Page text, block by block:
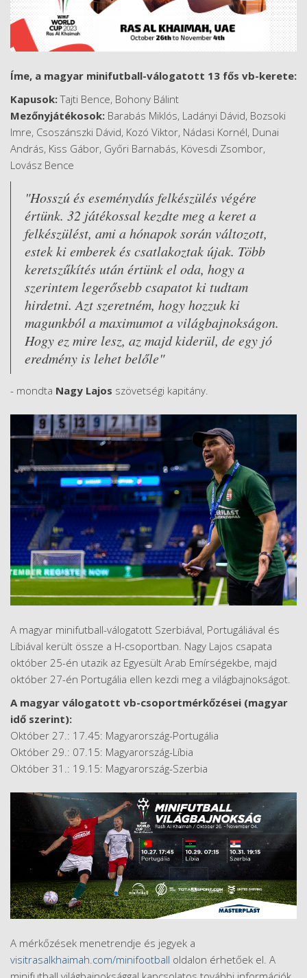
Íme, a magyar minifutball-válogatott 13 fős vb-kerete:
Kapusok:Tajti Bence, Bohony Bálint
Mezőnyjátékosok: Barabás Miklós, Ladányi Dávid, Bozsoki
Imre, Csoszánszki Dávid, Kozó Viktor, Nádasi Kornél, Dunai
András, Kiss Gábor, Győri Barnabás, Kövesdi Zsombor,
Lovász Bence
"Hosszú és eseménydús felkészülés végére
értünk. 32 játékossal kezdte meg a keret a
felkészülést, ami a hónapok során változott,
estek ki emberek és csatlakoztak újak. Több
keretszűkítés után értünk el oda, hogy a
szerintem legerősebb csapatot ki tudtam
hirdetni. Azt szeretném, hogy hozzuk ki
magunkból a maximumot a világbajnokságon.
Hogy ez mire lesz, az majd kiderül, de egy jó
eredmény is lehet belőle"
- mondta Nagy Lajos szövetségi kapitány.
A magyar minifutball-válogatott Szerbiával, Portugáliával és
Líbiával került össze a H-csoportban. Nagy Lajos csapata
október 25-én utazik az Egyesült Arab Emírségekbe, majd
október 27-én Portugália ellen kezdi meg a világbajnokságot.
A magyar válogatott vb-csoportmérkőzései (magyar
idő szerint):
Október 27.: 17.45: Magyarország-Portugália
Október 29.: 07.15: Magyarország-Líbia
Október 31.: 19.15: Magyarország-Szerbia
A mérkőzések menetrendje és jegyek a
visitrasalkhaimah.com/minifootball oldalon érhetőek el. A